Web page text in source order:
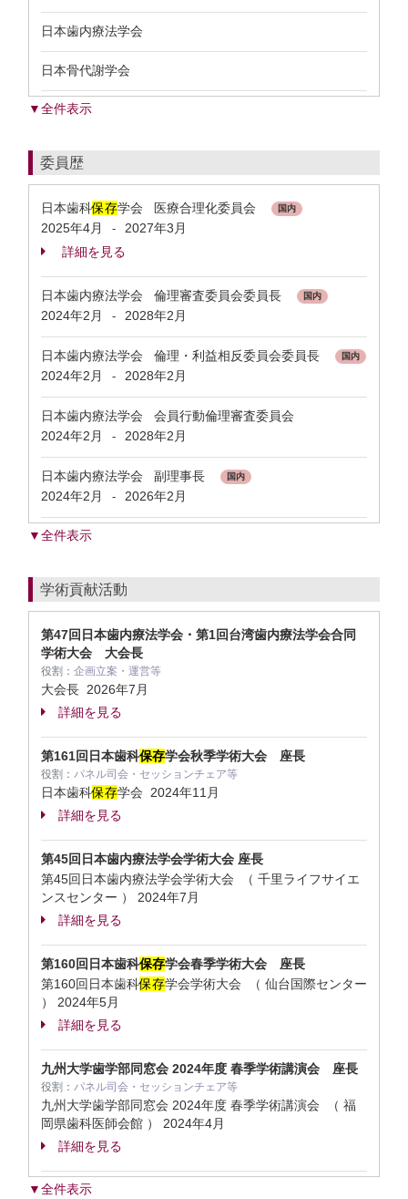
日本歯内療法学会
日本骨代謝学会
▼全件表示
委員歴
日本歯科保存学会 医療合理化委員会 国内
2025年4月 -
2027年3月
詳細を見る
日本歯内療法学会 倫理審査委員会委員長 国内
2024年2月 - 2028年2月
日本歯内療法学会 倫理・利益相反委員会委員長 国内
2024年2月 - 2028年2月
日本歯内療法学会 会員行動倫理審査委員会
2024年2月
- 2028年2月
日本歯内療法学会 副理事長 国内
2024年2月 - 2026年2月
▼全件表示
学術貢献活動
第47回日本歯内療法学会・第1回台湾歯内療法学会合同
学術大会 大会長
役割： 企画立案・運営等
大会長 2026年7月
詳細を見る
第161回日本歯科保存学会秋季学術大会 座長
役割： パネル司会・セッションチェア等
日本歯科保存学会 2024年11月
詳細を見る
第45回日本歯内療法学会学術大会 座長
第45回日本歯内療法学会学術大会 （ 千里ライフサイエ
ンスセンター ） 2024年7月
詳細を見る
第160回日本歯科保存学会春季学術大会 座長
第160回日本歯科保存学会学術大会 （ 仙台国際センター
） 2024年5月
詳細を見る
九州大学歯学部同窓会 2024年度 春季学術講演会 座長
役割： パネル司会・セッションチェア等
九州大学歯学部同窓会 2024年度 春季学術講演会 （ 福
岡県歯科医師会館 ） 2024年4月
詳細を見る
▼全件表示